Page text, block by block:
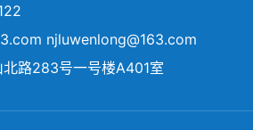
njluwenlong@163.com
路283号一号楼A401室